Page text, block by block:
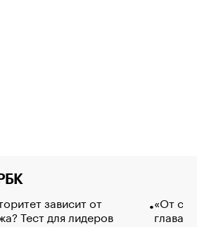
зависит от
Тест для лидеров
«От
глава